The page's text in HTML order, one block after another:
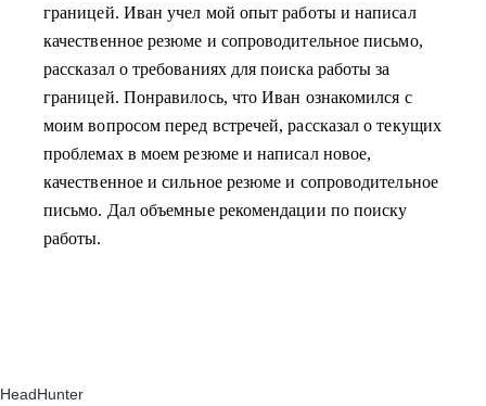
границей. Иван учел мой опыт работы и написал
качественное резюме и сопроводительное письмо,
рассказал о требованиях для поиска работы за
границей. Понравилось, что Иван ознакомился с
моим вопросом перед встречей, рассказал о текущих
проблемах в моем резюме и написал новое,
качественное и сильное резюме и сопроводительное
письмо. Дал объемные рекомендации по поиску
работы.
HeadHunter